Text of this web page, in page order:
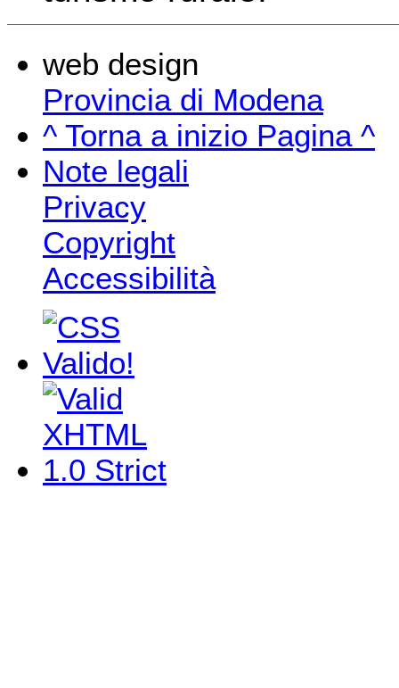
web design
Provincia di Modena
^ Torna a inizio Pagina ^
Note legali
Privacy
Copyright
Accessibilità